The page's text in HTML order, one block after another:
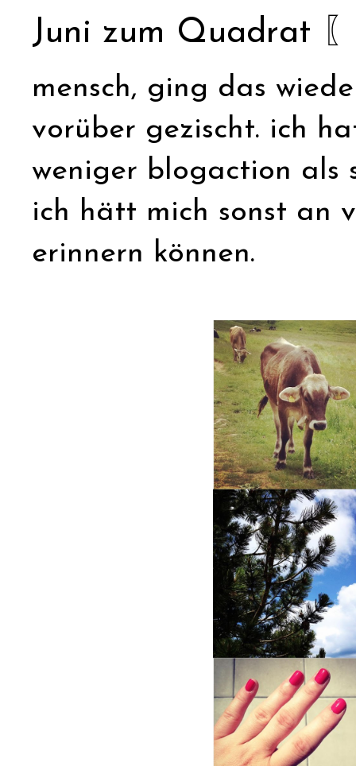
Juni zum Quadrat
mensch, ging das
vorüber gezischt. ich
weniger blogaction als
ich hätt mich sonst an
erinnern können.